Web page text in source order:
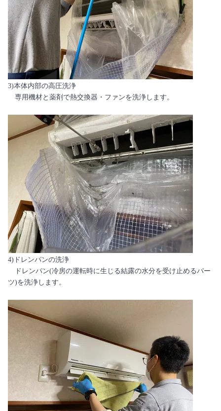
3)本体内部の高圧洗浄
専用機材と薬剤で熱交換器・ファンを洗浄します。
4)ドレンパンの洗浄
ドレンパン(冷房の運転時に生じる結露の水分を受け止めるパー
ツ)を洗浄します。